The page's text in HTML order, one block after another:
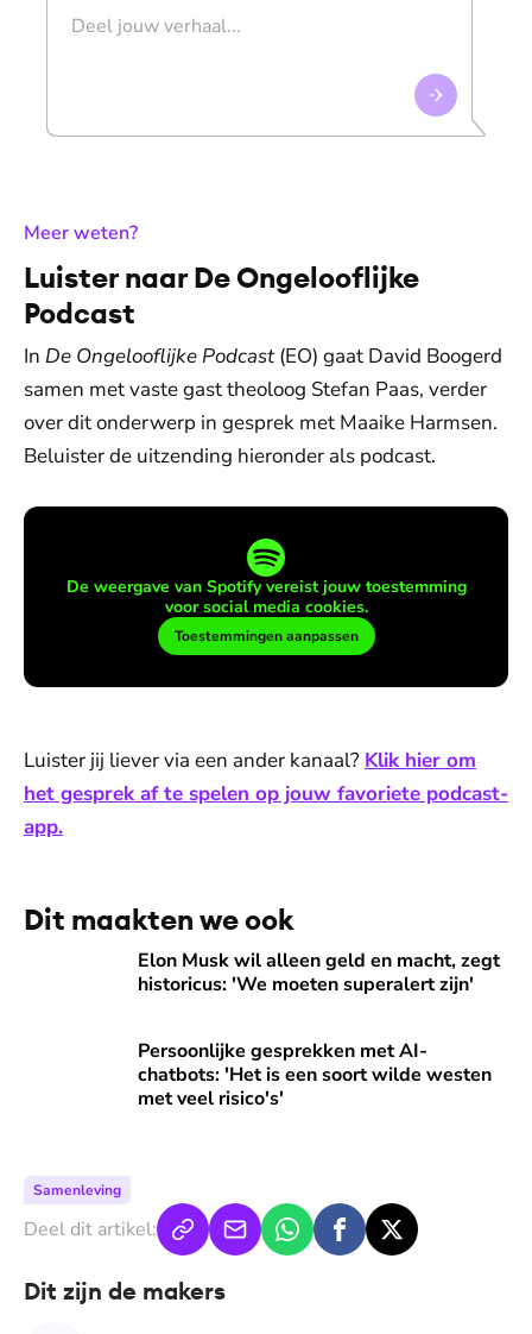
Meer weten?:
Luister naar De Ongelooflijke
Podcast
In De Ongelooflijke Podcast(EO) gaat David Boogerd
samen met vaste gast theoloog Stefan Paas, verder
over dit onderwerp in gesprek met Maaike Harmsen.
Beluister de uitzending hieronder als podcast.
De weergave van Spotify vereist jouw toestemming
voor social media cookies.
Toestemmingen aanpassen
Luister jij liever via een ander kanaal? Klik hier om
het gesprek af te spelen op jouw favoriete podcast-
app.
Dit maakten we ook
Elon Musk wil alleen geld en macht, zegt
historicus: 'We moeten superalert zijn'
Elon Musk wil alleen geld en macht, zegt historicus: 'We
Persoonlijke gesprekken met AI-
chatbots: 'Het is een soort wilde westen
met veel risico's'
Persoonlijke gesprekken met AI-chatbots: 'Het is een
Samenleving
Deel dit artikel:
Dit zijn de makers